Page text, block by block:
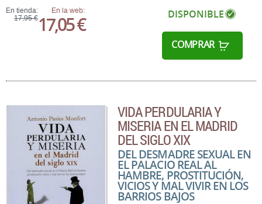
En tienda:
17,95 €
En la web:
17,05 € DISPONIBLE
COMPRAR
VIDA PERDULARIA Y
MISERIA EN EL MADRID
DEL SIGLO XIX
DEL DESMADRE SEXUAL EN
EL PALACIO REAL AL
HAMBRE, PROSTITUCIÓN,
VICIOS Y MAL VIVIR EN LOS
BARRIOS BAJOS